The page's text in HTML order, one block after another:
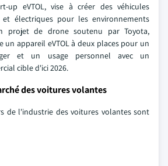
up eVTOL, vise à créer des véhicules
et électriques pour les environnements
projet de drone soutenu par Toyota,
un appareil eVTOL à deux places pour un
et un usage personnel avec un
cible d'ici 2026.
des voitures volantes
de l'industrie des voitures volantes sont